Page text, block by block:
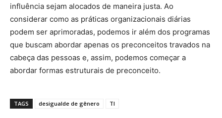
influência sejam alocados de maneira justa. Ao
considerar como as práticas organizacionais diárias
podem ser aprimoradas, podemos ir além dos programas
que buscam abordar apenas os preconceitos travados na
cabeça das pessoas e, assim, podemos começar a
abordar formas estruturais de preconceito.
TAGS desigualde de gênero TI